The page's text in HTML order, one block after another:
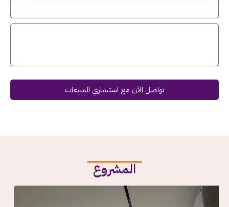
تواصل الآن مع استشاري المبيعات
المشروع